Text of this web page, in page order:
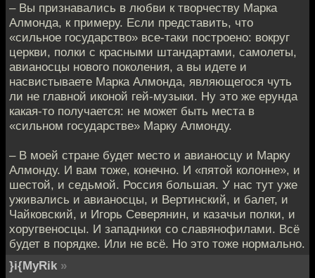
– Вы признавались в любви к творчеству Марка
Алмонда, к примеру. Если представить, что
«сильное государство» все-таки построено: вокруг
церкви, полки с красными штандартами, самолеты,
авианосцы нового поколения, а вы идете и
насвистываете Марка Алмонда, являющегося чуть
ли не главной иконой гей-музыки. Ну это же ерунда
какая-то получается: не может быть места в
«сильном государстве» Марку Алмонду.
– В моей стране будет место и авианосцу и Марку
Алмонду. И вам тоже, конечно. И «пятой колонне», и
шестой, и седьмой. Россия большая. У нас тут уже
уживались и авианосцы, и Вертинский, и балет, и
Чайковский, и Игорь Северянин, и казачьи полки, и
хоругвеносцы. И западники со славянофилами. Всё
будет в порядке. Или не всё. Но это тоже нормально.
}i{MyRik »